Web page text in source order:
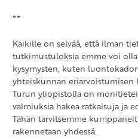
**
Kaikille on selvää, että ilman
tutkimustuloksia emme voi
kysymysten, kuten
yhteiskunnan eriarvoistumisen
Turun yliopistolla on
valmiuksia hakea ratkaisuja ja
Tähän tarvitsemme
rakennetaan yhdessä.